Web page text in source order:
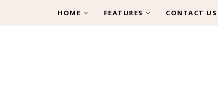
HOME FEATURES CONTACT US